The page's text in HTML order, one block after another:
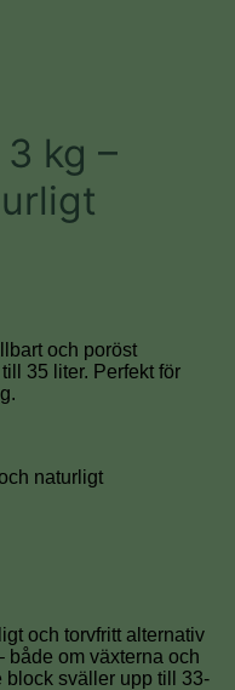
kg –
och poröst
35 liter. Perfekt för
naturligt
och torvfritt alternativ
både om växterna och
block sväller upp till 33-